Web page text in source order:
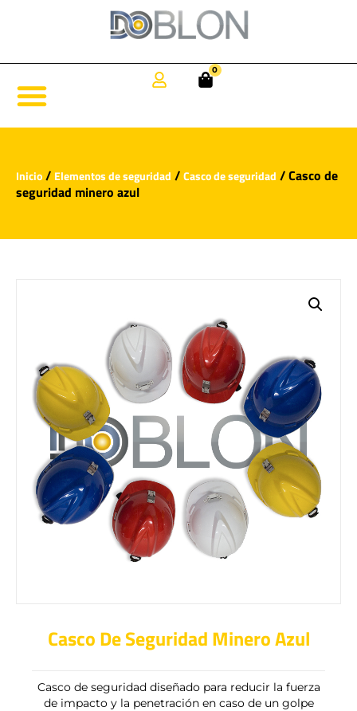
0
Inicio/ Elementos de seguridad /Casco de seguridad / Casco de
seguridad minero azul
Casco De Seguridad Minero Azul
Casco de seguridad diseñado para reducir la fuerza
de impacto y la penetración en caso de un golpe